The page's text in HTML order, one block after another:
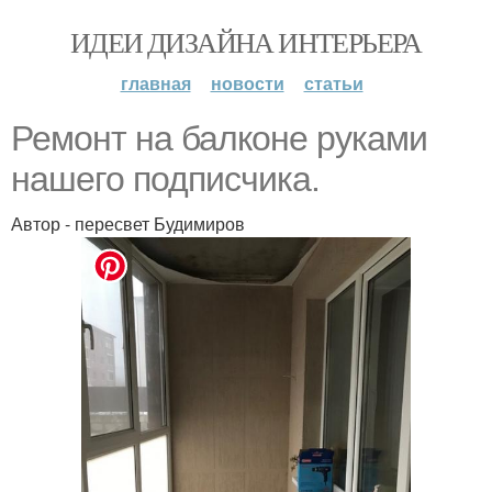
ИДЕИ ДИЗАЙНА ИНТЕРЬЕРА
главная новости статьи
Ремонт на балконе руками
нашего подписчика.
Автор - пересвет Будимиров